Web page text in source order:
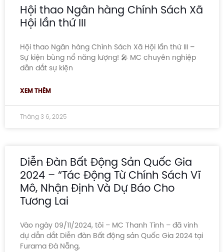
Hội thao Ngân hàng Chính Sách Xã
Hội lần thứ III
Hội thao Ngân hàng Chính Sách Xã Hội lần thứ III –
Sự kiện bùng nổ năng lượng! 🎤 MC chuyên nghiệp
dẫn dắt sự kiện
XEM THÊM
Tháng 3 6, 2025
Diễn Đàn Bất Động Sản Quốc Gia
2024 – “Tác Động Từ Chính Sách Vĩ
Mô, Nhận Định Và Dự Báo Cho
Tương Lai
Vào ngày 09/11/2024, tôi – MC Thanh Tình – đã vinh
dự dẫn dắt Diễn đàn Bất động sản Quốc Gia 2024 tại
Furama Đà Nẵng,